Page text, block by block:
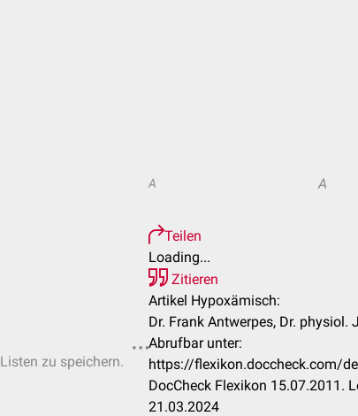
zu speichern.
A A
Teilen
Loading...
Zitieren
Artikel Hypoxämisch:
Dr. Frank Antwerpes, Dr. physiol.
Abrufbar unter:
https://flexikon.doccheck.com/
DocCheck Flexikon 15.07.2011.
21.03.2024